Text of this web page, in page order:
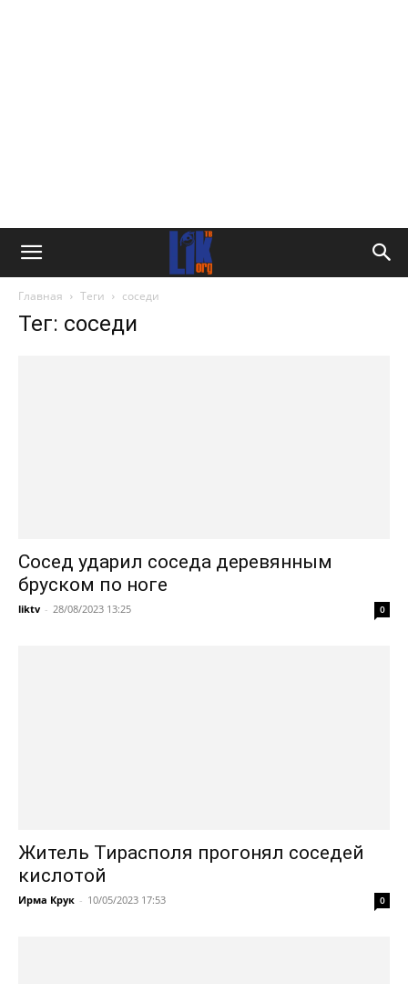
Главная Теги соседи
Тег: соседи
Cосед ударил соседа деревянным
бруском по ноге
liktv - 28/08/2023 13:25 0
Житель Тирасполя прогонял соседей
кислотой
Ирма Крук - 10/05/2023 17:53 0